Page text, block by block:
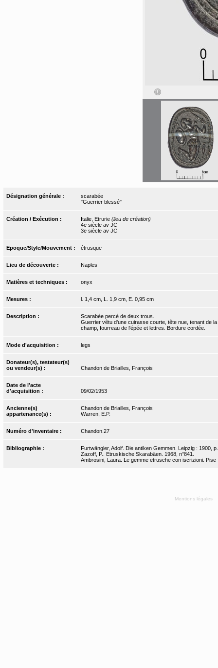
Désignation générale :
scarabée
"Guerrier blessé"
Création / Exécution : Italie, Etrurie (lieu de création)
4e siècle av JC
3e siècle av JC
Epoque/Style/Mouvement : étrusque
Lieu de découverte : Naples
Matières et techniques : onyx
Mesures : l. 1,4 cm, L. 1,9 cm, E. 0,95 cm
Description :
Scarabée percé de deux trous.
Guerrier vêtu d'une cuirasse courte, tête nue, tenant de
champ, fourreau de l'épée et lettres. Bordure cordée.
Mode d'acquisition : legs
Donateur(s), testateur(s)
ou vendeur(s) :
Chandon de Briailles, François
Date de l'acte
d'acquisition :
09/02/1953
Ancienne(s)
appartenance(s) :
Chandon de Briailles, François
Warren, E.P.
Numéro d'inventaire : Chandon.27
Bibliographie :
Furtwängler, Adolf. Die antiken Gemmen. Leipzig : 1900,
Zazoff, P.. Etruskische Skarabäen. 1968, n°841.
Ambrosini, Laura. Le gemme etrusche con iscrizioni. Pise
Mentions légales